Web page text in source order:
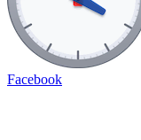
Facebook